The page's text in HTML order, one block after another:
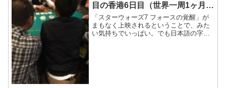
目の香港6日目（世界一周1ヶ月と
21日目）
「スターウォーズ7 フォースの覚醒」が
まもなく上映されるということで、みた
い気持ちでいっぱい。でも日本語の字幕